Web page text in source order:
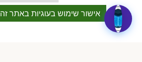
D
אישור שימוש בעוגיות באתר זה